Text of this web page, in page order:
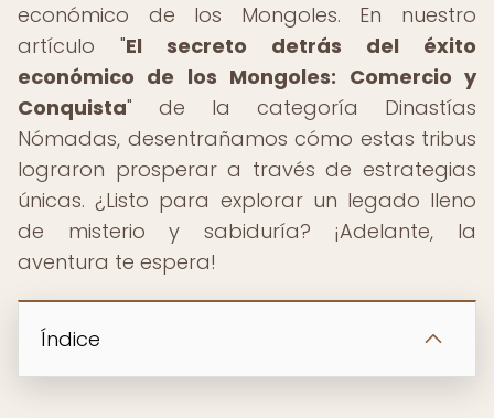
económico de los Mongoles. En nuestro
artículo "El secreto detrás del éxito
económico de los Mongoles: Comercio y
Conquista" de la categoría Dinastías
Nómadas, desentrañamos cómo estas tribus
lograron prosperar a través de estrategias
únicas. ¿Listo para explorar un legado lleno
de misterio y sabiduría? ¡Adelante, la
aventura te espera!
Índice